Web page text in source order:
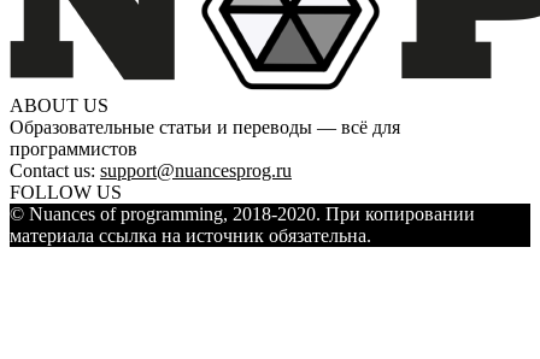
ABOUT US
Образовательные статьи и переводы — всё для
программистов
Contact us: support@nuancesprog.ru
FOLLOW US
© Nuances of programming, 2018-2020. При копировании
материала ссылка на источник обязательна.